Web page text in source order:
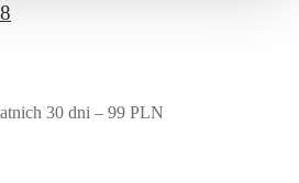
30 dni – 99 PLN